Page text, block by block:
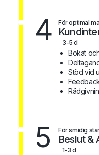
4 För optimal
3-5 d
Bokat
Stöd vid
5 För smidig
Beslut &
1-3 d